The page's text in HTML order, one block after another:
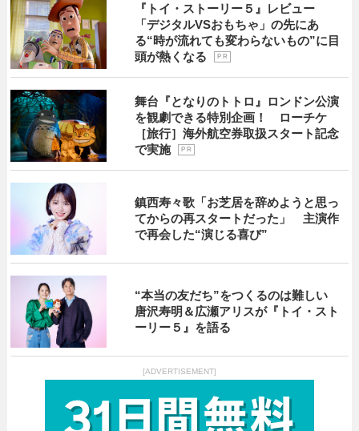
『トイ・ストーリー５』レビュー
「デジタルVSおもちゃ」の先にあ
る“時が流れても変わらないもの”に目
頭が熱くなる
P R
舞台『となりのトトロ』ロンドン公演
を観劇できる特別企画！ ローチケ
［旅行］海外航空券取扱スタート記念
で実施
P R
鎮西寿々歌「お芝居を辞めようと思っ
てからの再スタートだった」 主演作
で再会した“演じる喜び”
“本当の友だち”をつくるのは難しい
唐沢寿明＆広瀬アリスが『トイ・スト
ーリー５』を語る
[ADVERTISEMENT]